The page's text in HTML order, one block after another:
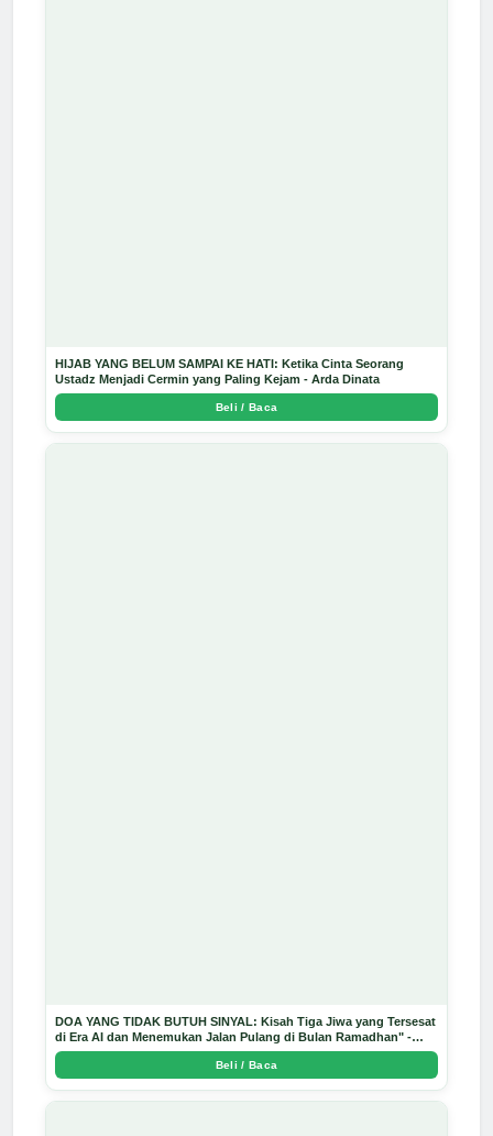
HIJAB YANG BELUM SAMPAI KE HATI: Ketika Cinta Seorang
Ustadz Menjadi Cermin yang Paling Kejam - Arda Dinata
Beli / Baca
DOA YANG TIDAK BUTUH SINYAL: Kisah Tiga Jiwa yang Tersesat
di Era AI dan Menemukan Jalan Pulang di Bulan Ramadhan" -
Arda Dinata
Beli / Baca